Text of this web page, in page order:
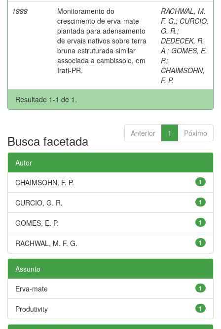
1999
Monitoramento do
crescimento de erva-mate
plantada para adensamento
de ervais nativos sobre terra
bruna estruturada similar
associada a cambissolo, em
Irati-PR.
RACHWAL, M.
F. G.; CURCIO,
G. R.;
DEDECEK, R.
A.; GOMES, E.
P.;
CHAIMSOHN,
F. P.
Resultado 1-1 de 1.
Anterior 1 Póximo
Busca facetada
Autor
1
CHAIMSOHN, F. P.
1
CURCIO, G. R.
1
GOMES, E. P.
1
RACHWAL, M. F. G.
Assunto
1
Erva-mate
1
Produtivity